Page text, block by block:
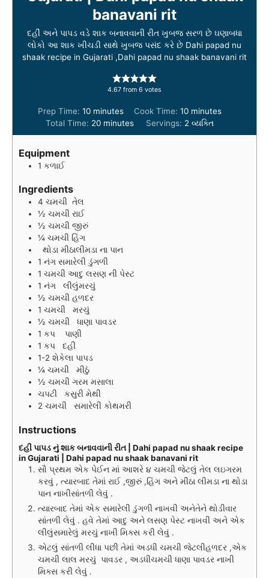
banavani rit
દહીં અને પાપડ વડે શાક બનાવવાની રીત ખુબજ સરળ છે ઘણાબધા
લોકો આ શાક ખીચડી સાથે ખુબજ પસંદ કરે છે Dahi papad nu
shaak recipe in Gujarati ,Dahi papad nu shaak banavani rit
4.67 from 6 votes
Prep Time:10m
i
n
minutes Cook Time: 10m
i
n
minutes
Total Time: 20m
i
minutes Servings: 2 વ્યક્તિ
Equipment
1 કળાઈ
Ingredients
4 ચમચી તેલ
½ ચમચી રાઈ
½ ચમચી જીરું
¼ ચમચી હિંગ
થોડા મીઠાલીમડા ના પાન
1 નંગ સમારેલી ડુંગળી
1 ચમચી આદુ લસણ ની પેસ્ટ
1 નંગ
લીલુંમરચું
½ ચમચી હળદર
1 ચમચી
મરચું
½ ચમચી
ધાણા પાવડર
1 કપ
પાણી
1 કપ
દહીં
1-2 શેકેલા પાપડ
¼ ચમચી
મીઠું
½ ચમચી ગરમ મસાલા
ચપટી
કસુરી મેથી
2 ચમચી સમારેલી કોથમરી
Instructions
દહીં પાપડ નું શાક બનાવવાની રીત | Dahi papad nu shaak recipe
in Gujarati | Dahi papad nu shaak banavani rit
સૌ પ્રથમ એક પેઈન માં આશરે ૪ ચમચી જેટલું તેલ લઇગરમ
કરવું , ત્યારબાદ તેમાં રાઈ ,જીરું ,હિંગ અને મીઠા લીમડા ના થોડા
પાન નાખીસાંતળી લેવું .
ત્યારબાદ તેમાં એક સમારેલી ડુંગળી નાખવી અનેતેને થોડીવાર
સાંતળી લેવું . હવે તેમાં આદુ અને લસણ પેસ્ટ નાખવી અને એક
લીલુંસમારેલું મરચું નાખી મિક્સ કરી લેવું .
એટલું સાંતળી લીધા પછી તેમાં અડધી ચમચી જેટલીહળદર ,એક
ચમચી લાલ મરચું પાવડર , અડધીચમચી ધાણા પાવડર નાખી
મિક્સ કરી લેવું .